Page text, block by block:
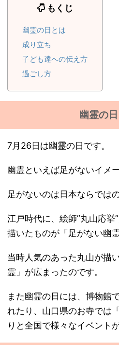
もくじ
幽霊の日とは
成り立ち
子ども達への伝え方
過ごし方
幽霊の
7月26日は幽霊の日です。
幽霊といえば足がないイメ
足がないのは日本ならでは
江戸時代に、絵師”丸山応挙
描いたものが「足がない幽
当時人気のあった丸山が描
霊」が広まったのです。
また幽霊の日には、博物館
れたり、山口県のお寺では
りと全国で様々なイベント